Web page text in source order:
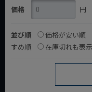
価格 円
並び順 価格が安い順
すめ順
在庫切れも表示